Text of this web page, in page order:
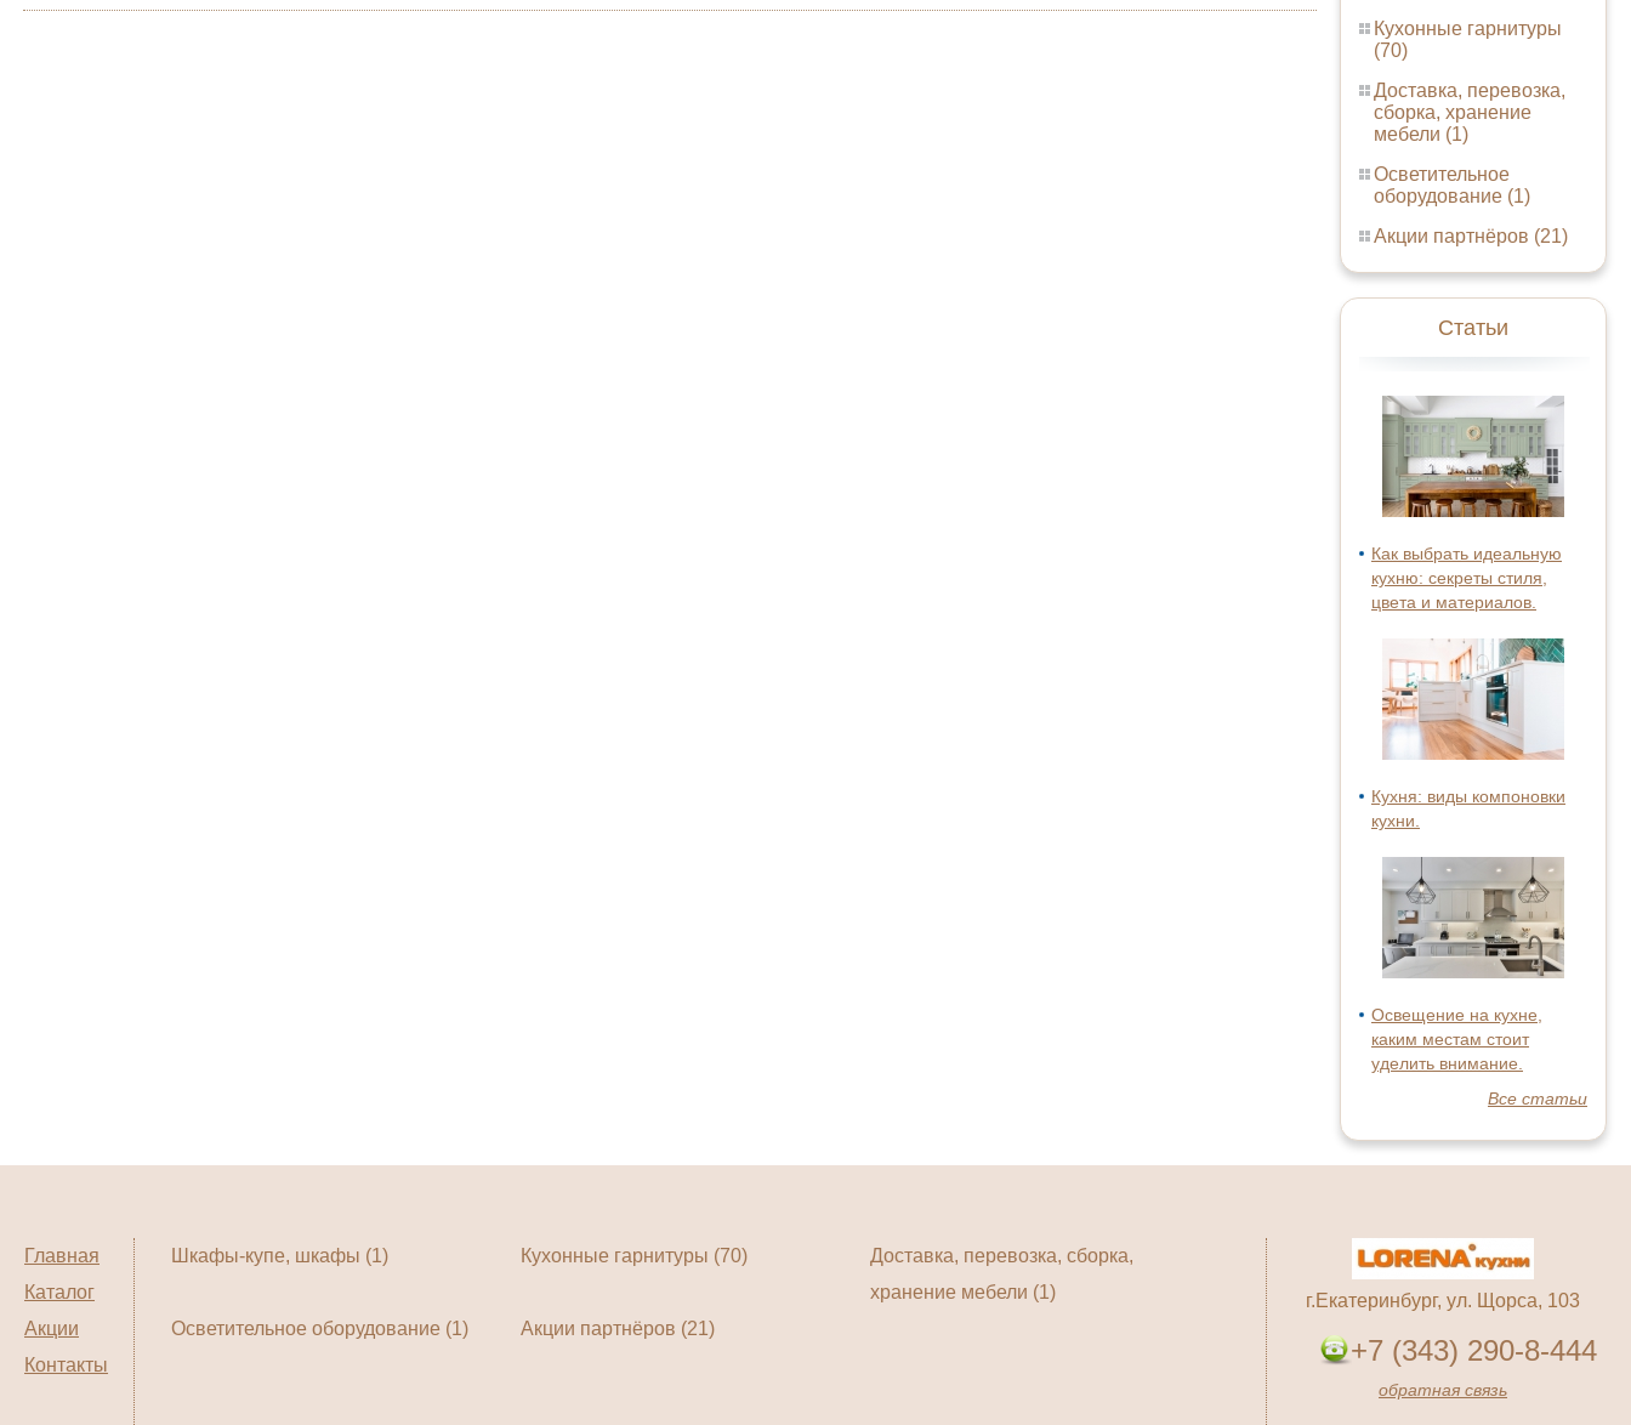
Кухонные гарнитуры
(70)
Доставка, перевозка,
сборка, хранение
мебели (1)
Осветительное
оборудование (1)
Акции партнёров (21)
Статьи
Как выбрать идеальную
кухню: секреты стиля,
цвета и материалов.
Кухня: виды компоновки
кухни.
Освещение на кухне,
каким местам стоит
уделить внимание.
Все статьи
Главная
Каталог
Акции
Контакты
г.Екатеринбург, ул. Щорса, 103
+7 (343) 290-8-444
обратная связь
Шкафы-купе, шкафы (1) Кухонные гарнитуры (70)
Доставка, перевозка, сборка,
хранение мебели (1)
Осветительное оборудование (1)
Акции партнёров (21)